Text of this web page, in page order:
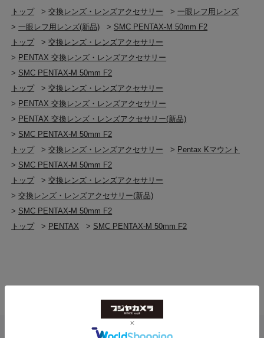
トップ
>交換レンズ・レンズアクセサリー >一眼レフ用レンズ
>一眼レフ用レンズ(新品) > SMC PENTAX-M 50mm F2
トップ
>交換レンズ・レンズアクセサリー
> PENTAX 交換レンズ・レンズアクセサリー
> SMC PENTAX-M 50mm F2
トップ
>交換レンズ・レンズアクセサリー
> PENTAX 交換レンズ・レンズアクセサリー
> PENTAX 交換レンズ・レンズアクセサリー(新品)
> SMC PENTAX-M 50mm F2
トップ
>交換レンズ・レンズアクセサリー > Pentax Kマウント
> SMC PENTAX-M 50mm F2
トップ
>交換レンズ・レンズアクセサリー
>交換レンズ・レンズアクセサリー(新品)
> SMC PENTAX-M 50mm F2
トップ
> PENTAX > SMC PENTAX-M 50mm F2